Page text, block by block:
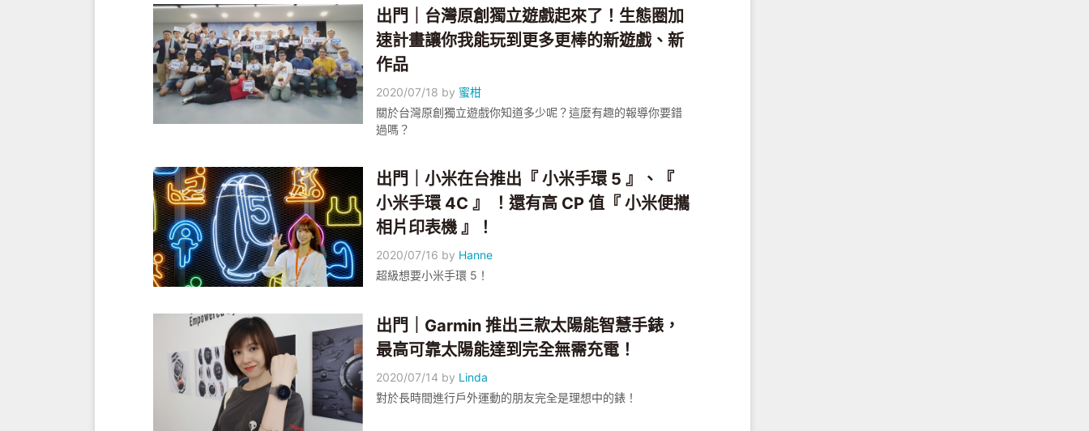
出門｜台灣原創獨立遊戲起來了！生態圈加
速計畫讓你我能玩到更多更棒的新遊戲、新
作品
2020/07/18 by 蜜柑
關於台灣原創獨立遊戲你知道多少呢？這麼有趣的報導你要錯
過嗎？
出門｜小米在台推出『 小米手環 5 』、『
小米手環 4C 』 ！還有高 CP 值『 小米便攜
相片印表機 』！
2020/07/16 by Hanne
超級想要小米手環 5！
出門｜Garmin 推出三款太陽能智慧手錶，
最高可靠太陽能達到完全無需充電！
2020/07/14 by Linda
對於長時間進行戶外運動的朋友完全是理想中的錶！